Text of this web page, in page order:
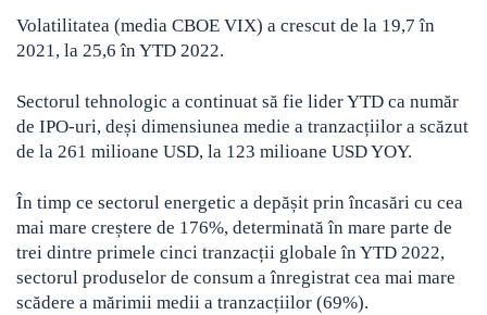
Volatilitatea (media CBOE VIX) a crescut de la 19,7 în
2021, la 25,6 în YTD 2022.
Sectorul tehnologic a continuat să fie lider YTD ca număr
de IPO-uri, deși dimensiunea medie a tranzacțiilor a scăzut
de la 261 milioane USD, la 123 milioane USD YOY.
În timp ce sectorul energetic a depășit prin încasări cu cea
mai mare creștere de 176%, determinată în mare parte de
trei dintre primele cinci tranzacții globale în YTD 2022,
sectorul produselor de consum a înregistrat cea mai mare
scădere a mărimii medii a tranzacțiilor (69%).